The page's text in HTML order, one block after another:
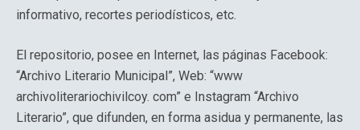
informativo, recortes periodísticos, etc.
El repositorio, posee en Internet, las páginas Facebook:
“Archivo Literario Municipal”, Web: “www
archivoliterariochivilcoy. com” e Instagram “Archivo
Literario”, que difunden, en forma asidua y permanente, las